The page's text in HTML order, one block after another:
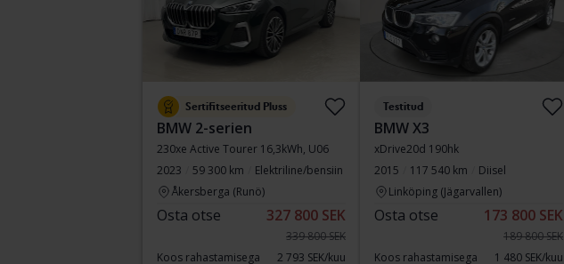
Sertifitseeritud Pluss
BMW 2-serien
230xe Active Tourer 16,3kWh, U06
2023
59 300 km
Elektriline/bensiin
Åkersberga (Runö)
Osta otse 327 800 SEK
339 800 SEK
Koos rahastamisega
2 793 SEK/kuu
Testitud
BMW X3
xDrive20d 190hk
2015
117 540 km
Diisel
Linköping (Jägarvallen)
Osta otse 173 800 SEK
189 800 SEK
Koos rahastamisega
1 480 SEK/kuu